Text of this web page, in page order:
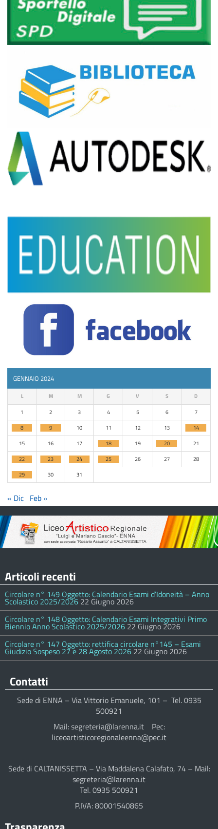
GENNAIO 2024
L M M G V S D
1 2 3 4 5 6
7
8
9 10 11 12 13
14
15
16 17 18 19 20
21
22
23 24 25 26 27
28
29
30 31
« Dic Feb »
Articoli recenti
Circolare n° 149 Oggetto: Calendario Esami d’Idoneità – Anno
Scolastico 2025/2026 22 Giugno 2026
Circolare n° 148 Oggetto: Calendario Esami Integrativi Primo
Biennio Anno Scolastico 2025/2026 22 Giugno 2026
Circolare n° 147 Oggetto: rettifica circolare n°145 – Esami
Giudizio Sospeso 27 e 28 Agosto 2026 22 Giugno 2026
Contatti
Sede di ENNA – Via Vittorio Emanuele, 101 – Tel. 0935
500921
Mail: segreteria@larenna.it Pec:
liceoartisticoregionaleenna@pec.it
Sede di CALTANISSETTA – Via Maddalena Calafato, 74 – Mail:
segreteria@larenna.it
Tel. 0935 500921
P.IVA: 80001540865